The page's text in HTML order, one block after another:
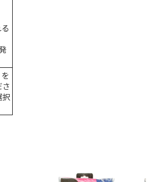
択